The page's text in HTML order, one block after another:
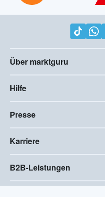
Über marktguru
Hilfe
Presse
Karriere
B2B-Leistungen